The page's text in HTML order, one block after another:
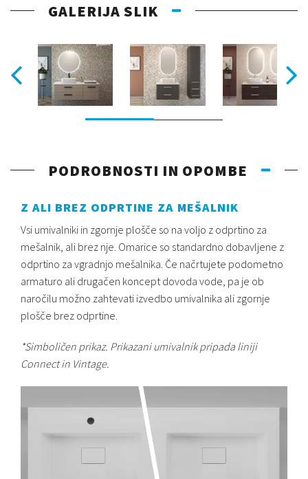
GALERIJA SLIK
PODROBNOSTI IN OPOMBE
Z ALI BREZ ODPRTINE ZA MEŠALNIK
Vsi umivalniki in zgornje plošče so na voljo z odprtino za
mešalnik, ali brez nje. Omarice so standardno dobavljene z
odprtino za vgradnjo mešalnika. Če načrtujete podometno
armaturo ali drugačen koncept dovoda vode, pa je ob
naročilu možno zahtevati izvedbo umivalnika ali zgornje
plošče brez odprtine.
*Simboličen prikaz. Prikazani umivalnik pripada liniji
Connect in Vintage.